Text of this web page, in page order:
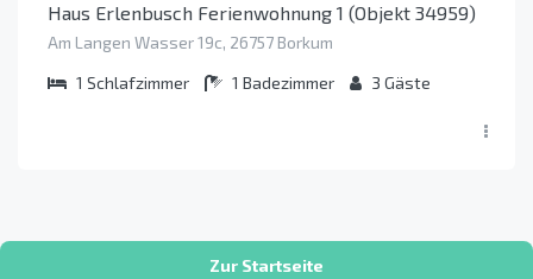
Haus Erlenbusch Ferienwohnung 1 (Objekt 34959)
Am Langen Wasser 19c, 26757 Borkum
1 Schlafzimmer 1 Badezimmer 3 Gäste
Zur Startseite